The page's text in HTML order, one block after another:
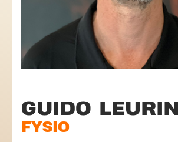
GUIDO
FYSIO